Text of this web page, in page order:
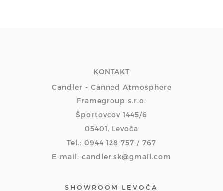
KONTAKT
Candler - Canned Atmosphere
Framegroup s.r.o.
Športovcov 1445/6
05401, Levoča
Tel.: 0944 128 757 / 767
E-mail: candler.sk@gmail.com
SHOWROOM LEVOČA